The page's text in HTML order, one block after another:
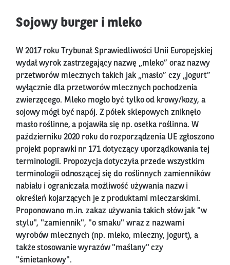
Sojowy burger i mleko
W 2017 roku Trybunał Sprawiedliwości Unii Europejskiej
wydał wyrok zastrzegający nazwę „mleko” oraz nazwy
przetworów mlecznych takich jak „masło” czy „jogurt”
wyłącznie dla przetworów mlecznych pochodzenia
zwierzęcego. Mleko mogło być tylko od krowy/kozy, a
sojowy mógł być napój. Z półek sklepowych zniknęło
masło roślinne, a pojawiła się np. osełka roślinna. W
październiku 2020 roku do rozporządzenia UE zgłoszono
projekt poprawki nr 171 dotyczący uporządkowania tej
terminologii. Propozycja dotyczyła przede wszystkim
terminologii odnoszącej się do roślinnych zamienników
nabiału i ograniczała możliwość używania nazw i
określeń kojarzących je z produktami mleczarskimi.
Proponowano m.in. zakaz używania takich słów jak "w
stylu", "zamiennik", "o smaku" wraz z nazwami
wyrobów mlecznych (np. mleko, mleczny, jogurt), a
także stosowanie wyrazów "maślany" czy
"śmietankowy".